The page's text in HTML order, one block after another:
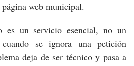
web municipal.
es un servicio esencial, no un
se ignora una petición
deja de ser técnico y pasa a